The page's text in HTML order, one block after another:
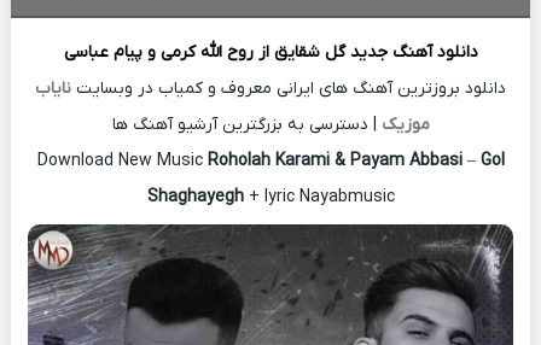
دانلود آهنگ جدیدگل شقایق ازروح الله کرمی و پیام عباسی
دانلود بروزترین آهنگ های ایرانی معروف و کمیاب در وبسایت نایاب
موزیک | دسترسی به بزرگترین آرشیو آهنگ ها
Download New Music Roholah Karami & Payam Abbasi– Gol
Shaghayegh+ lyric Nayabmusic